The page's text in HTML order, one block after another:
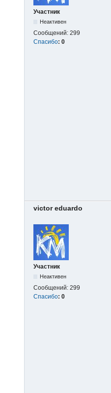
Участник
Неактивен
Сообщений: 299
Спасибо: 0
victor eduardo
Участник
Неактивен
Сообщений: 299
Спасибо: 0